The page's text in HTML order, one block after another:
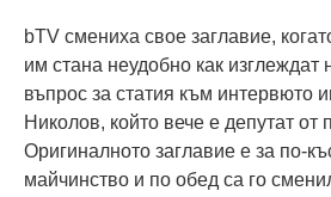
bTV смениха свое заглавие,
им стана неудобно как изглеждат
въпрос за статия към интервюто
Николов, който вече е депутат от
Оригиналното заглавие е за по-
майчинство и по обед са го